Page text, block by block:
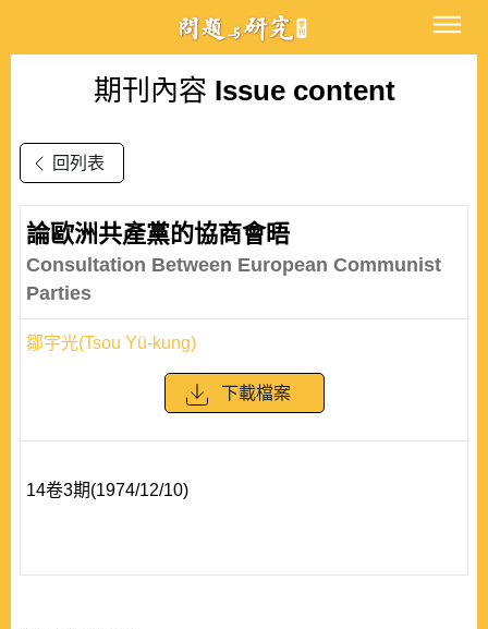
期刊內容 Issue content
回列表
論歐洲共產黨的協商會晤
Consultation Between European Communist
Parties
鄒宇光(Tsou Yü-kung)
下載檔案
14卷3期(1974/12/10)